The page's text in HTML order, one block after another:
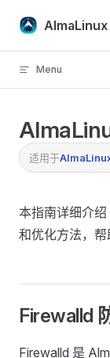
Skip to content
AlmaLinux
Menu
适用于
本指南详细介
和优化方法，帮
Firewalld
Firewalld 是